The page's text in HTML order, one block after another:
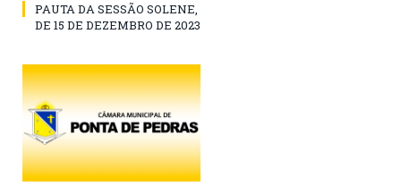
PAUTA DA SESSÃO SOLENE,
DE 15 DE DEZEMBRO DE 2023